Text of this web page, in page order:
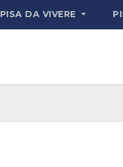
PISA DA VIVERE